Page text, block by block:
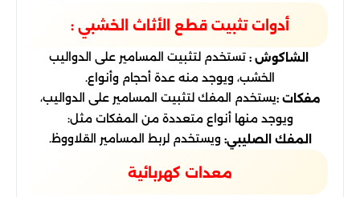
أدوات تثبيت قطع الأثاث الخشبي :
الشاكوش :تستخدم لتثبيت المسامير على الدواليب
الخشب، ويوجد منه عدة أحجام وأنواع.
مفكات :يستخدم المفك لتثبيت المسامير على الدواليب،
ويوجد منها أنواع متعددة من المفكات مثل:
المفك الصليبي: ويستخدم لربط المسامير القلاووظ.
معدات كهربائية